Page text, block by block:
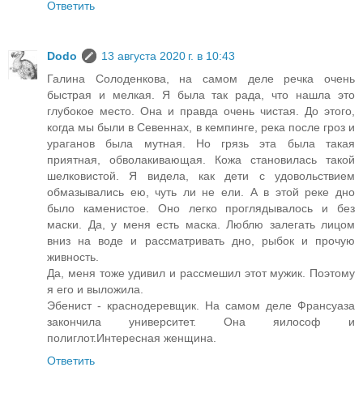
Ответить
Dodo
13 августа 2020 г. в 10:43
Галина Солоденкова, на самом деле речка очень
быстрая и мелкая. Я была так рада, что нашла это
глубокое место. Она и правда очень чистая. До этого,
когда мы были в Севеннах, в кемпинге, река после гроз и
ураганов была мутная. Но грязь эта была такая
приятная, обволакивающая. Кожа становилась такой
шелковистой. Я видела, как дети с удовольствием
обмазывались ею, чуть ли не ели. А в этой реке дно
было каменистое. Оно легко проглядывалось и без
маски. Да, у меня есть маска. Люблю залегать лицом
вниз на воде и рассматривать дно, рыбок и прочую
живность.
Да, меня тоже удивил и рассмешил этот мужик. Поэтому
я его и выложила.
Эбенист - краснодеревщик. На самом деле Франсуаза
закончила университет. Она яилософ и
полиглот.Интересная женщина.
Ответить